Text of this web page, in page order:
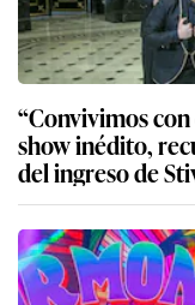
“Convivimos
show inédito,
del ingreso de